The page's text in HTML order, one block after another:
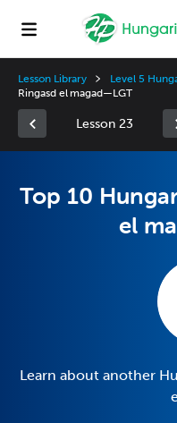
Lesson Library Level 5
Ringasd el magad—LGT
Lesson 23
Top 10
el
Learn about another